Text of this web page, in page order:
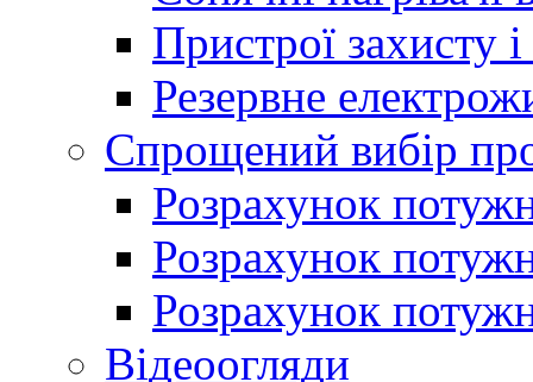
Пристрої захисту і
Резервне
Спрощений вибір
Розрахунок
Розрахунок
Розрахунок
Відеоогляди